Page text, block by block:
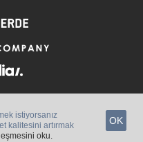
istiyorsanız
kalitesini artırmak
oku.
OK